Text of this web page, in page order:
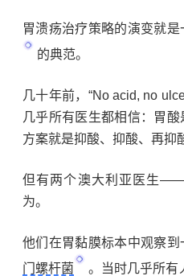
胃溃疡治疗策略的演变就
的典范。
几十年前， “No acid, no
几乎所有医生都相信：胃
方案就是抑酸、抑酸、再抑
但有两个澳大利亚医生
为。
他们在胃黏膜标本中观察
门螺杆菌
。当时几乎所有